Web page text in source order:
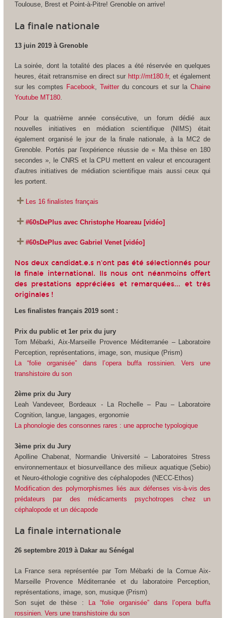
Toulouse, Brest et Point-à-Pitre! Grenoble on arrive!
La finale nationale
13 juin 2019 à Grenoble
La soirée, dont la totalité des places a été réservée en quelques
heures, était retransmise en direct sur http://mt180.fr, et également
sur les comptes Facebook, Twitterdu concours et sur laChaine
Youtube MT180.
Pour la quatrième année consécutive, un forum dédié aux
nouvelles initiatives en médiation scientifique (NIMS) était
également organisé le jour de la finale nationale, à la MC2 de
Grenoble. Portés par l'expérience réussie de « Ma thèse en 180
secondes », le CNRS et la CPU mettent en valeur et encouragent
d'autres initiatives de médiation scientifique mais aussi ceux qui
les portent.
Les 16 finalistes français
#60sDePlus avec Christophe Hoareau [vidéo]
#60sDePlus avec Gabriel Venet [vidéo]
Nos deux candidat.e.s n'ont pas été sélectionnés pour
la finale international. Ils nous ont néanmoins offert
des prestations appréciées et remarquées... et très
originales !
Les finalistes français 2019 sont :
Prix du public et 1er prix du jury
Tom Mébarki, Aix-Marseille Provence Méditerranée – Laboratoire
Perception, représentations, image, son, musique (Prism)
La “folie organisée” dans l’opera buffa rossinien. Vers une
transhistoire du son
2ème prix du Jury
Leah Vandeveer, Bordeaux - La Rochelle – Pau – Laboratoire
Cognition, langue, langages, ergonomie
La phonologie des consonnes rares : une approche typologique
3ème prix du Jury
Apolline Chabenat, Normandie Université – Laboratoires Stress
environnementaux et biosurveillance des milieux aquatique (Sebio)
et Neuro-éthologie cognitive des céphalopodes (NECC-Ethos)
Modification des polymorphismes liés aux défenses vis-à-vis des
prédateurs par des médicaments psychotropes chez un
céphalopode et un décapode
La finale internationale
26 septembre 2019 à Dakar au Sénégal
La France sera représentée par Tom Mébarki de la Comue Aix-
Marseille Provence Méditerranée et du laboratoire Perception,
représentations, image, son, musique (Prism)
Son sujet de thèse :
La “folie organisée” dans l’opera buffa
rossinien. Vers une transhistoire du son